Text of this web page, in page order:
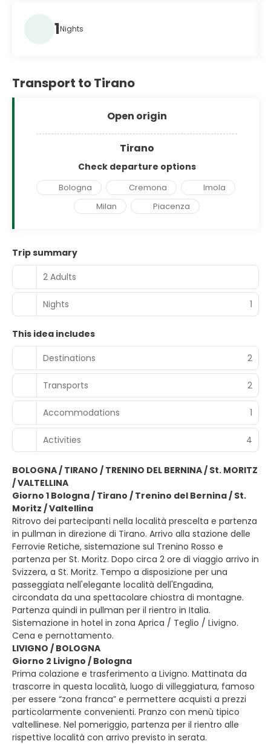
1Nights
Transport to Tirano
Open origin
Tirano
Check departure options
Bologna Cremona
Imola
Milan
Piacenza
Trip summary
2 Adults
Nights 1
This idea includes
Destinations
2
Transports 2
Accommodations 1
Activities 4
BOLOGNA / TIRANO / TRENINO DEL BERNINA / St. MORITZ
/ VALTELLINA
Giorno 1 Bologna / Tirano / Trenino del Bernina / St.
Moritz / Valtellina
Ritrovo dei partecipanti nella località prescelta e partenza
in pullman in direzione di Tirano. Arrivo alla stazione delle
Ferrovie Retiche, sistemazione sul Trenino Rosso e
partenza per St. Moritz. Dopo circa 2 ore di viaggio arrivo in
Svizzera, a St. Moritz. Tempo a disposizione per una
passeggiata nell'elegante località dell'Engadina,
circondata da una spettacolare chiostra di montagne.
Partenza quindi in pullman per il rientro in Italia.
Sistemazione in hotel in zona Aprica / Teglio / Livigno.
Cena e pernottamento.
LIVIGNO / BOLOGNA
Giorno 2 Livigno / Bologna
Prima colazione e trasferimento a Livigno. Mattinata da
trascorre in questa località, luogo di villeggiatura, famoso
per essere “zona franca” e permettere acquisti a prezzi
particolarmente convenienti. Pranzo con menù tipico
valtellinese. Nel pomeriggio, partenza per il rientro alle
rispettive località con arrivo previsto in serata.